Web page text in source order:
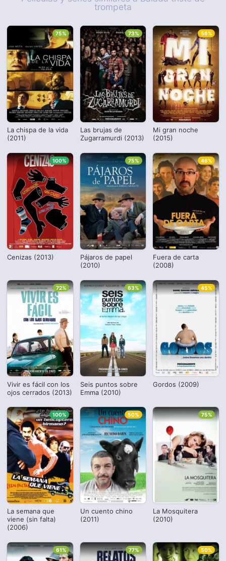
trompeta
La chispa de la vida
(2011)
75%
Las brujas de
Zugarramurdi (2013)
73%
Mi gran noche
(2015)
56%
Cenizas (2013)
100%
Pájaros de papel
(2010)
75%
Fuera de carta
(2008)
46%
Vivir es fácil con los
ojos cerrados (2013)
72%
Seis puntos sobre
Emma (2010)
63%
Gordos (2009)
45%
La semana que
viene (sin falta)
(2006)
100%
Un cuento chino
(2011)
50%
La Mosquitera
(2010)
75%
61% 77% 50%